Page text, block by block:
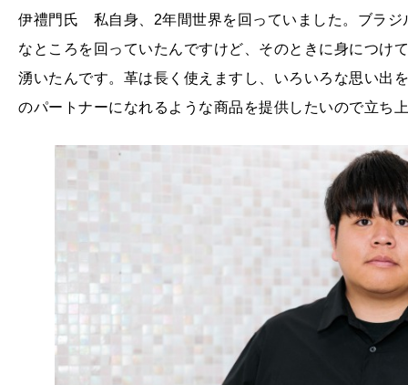
伊禮門氏 私自身、2年間世界を回っていました。ブラジ
なところを回っていたんですけど、そのときに身につけ
湧いたんです。革は長く使えますし、いろいろな思い出
のパートナーになれるような商品を提供したいので立ち